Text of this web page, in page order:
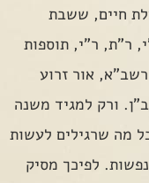
חיים, ששבת
ר"ת, ר"י, תוספות
אור זרוע
ורק למגיד משנה
מה שרגילים לעשות
לפיכך מסיק